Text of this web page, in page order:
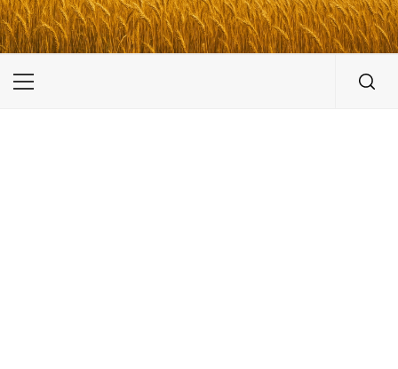
UKRAINE-IS
ПУТЕШЕСТВИЕ ПО УКРАИНЕ
Primary